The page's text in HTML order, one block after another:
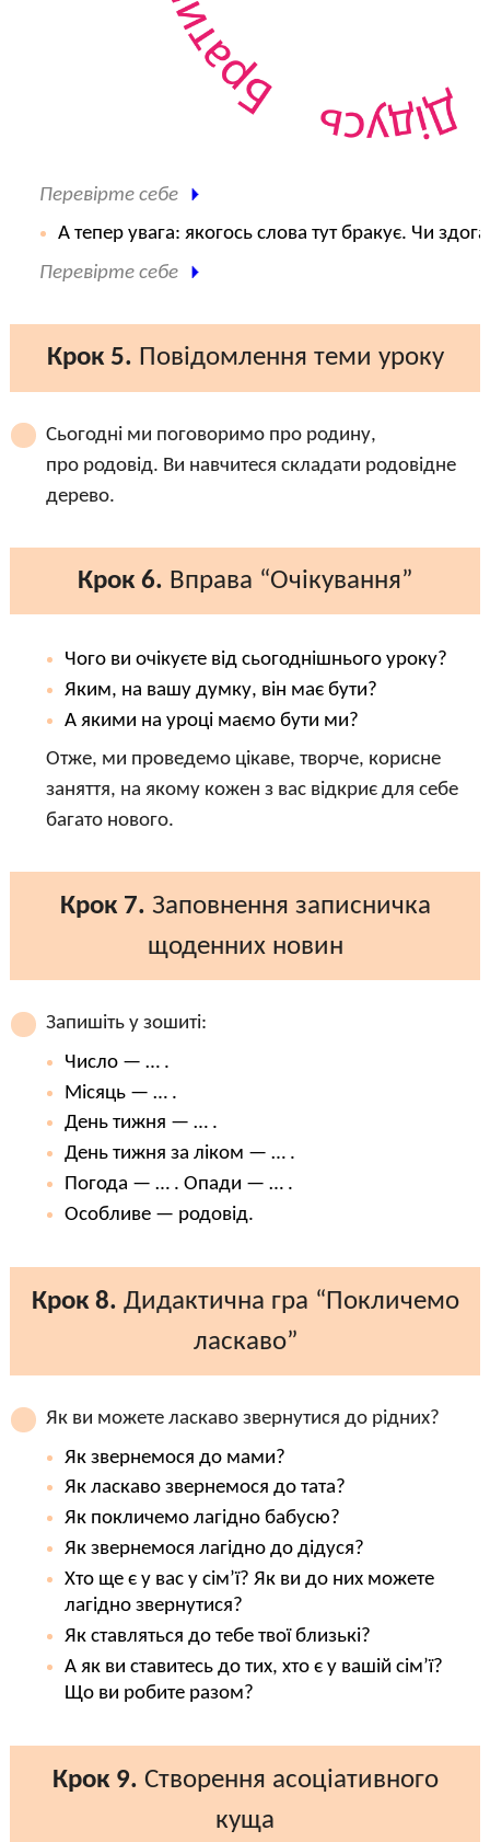
Перевірте себе
А тепер увага: якогось слова тут бракує. Чи
Перевірте себе
Крок 5. Повідомлення теми уроку
Сьогодні ми поговоримо про родину,
про родовід. Ви навчитеся складати родовідне
дерево.
Крок 6. Вправа “Очікування”
Чого ви очікуєте від сьогоднішнього уроку?
Яким, на вашу думку, він має бути?
А якими на уроці маємо бути ми?
Отже, ми проведемо цікаве, творче, корисне
заняття, на якому кожен з вас відкриє для себе
багато нового.
Крок 7. Заповнення записничка
щоденних новин
Запишіть у зошиті:
Число — … .
Місяць — … .
День тижня — … .
День тижня за ліком — … .
Погода — … . Опади — … .
Особливе — родовід.
Крок 8. Дидактична гра “Покличемо
ласкаво”
Як ви можете ласкаво звернутися до рідних?
Як звернемося до мами?
Як ласкаво звернемося до тата?
Як покличемо лагідно бабусю?
Як звернемося лагідно до дідуся?
Хто ще є у вас у сім’ї? Як ви до них можете
лагідно звернутися?
Як ставляться до тебе твої близькі?
А як ви ставитесь до тих, хто є у вашій сім’ї?
Що ви робите разом?
Крок 9. Створення асоціативного
куща